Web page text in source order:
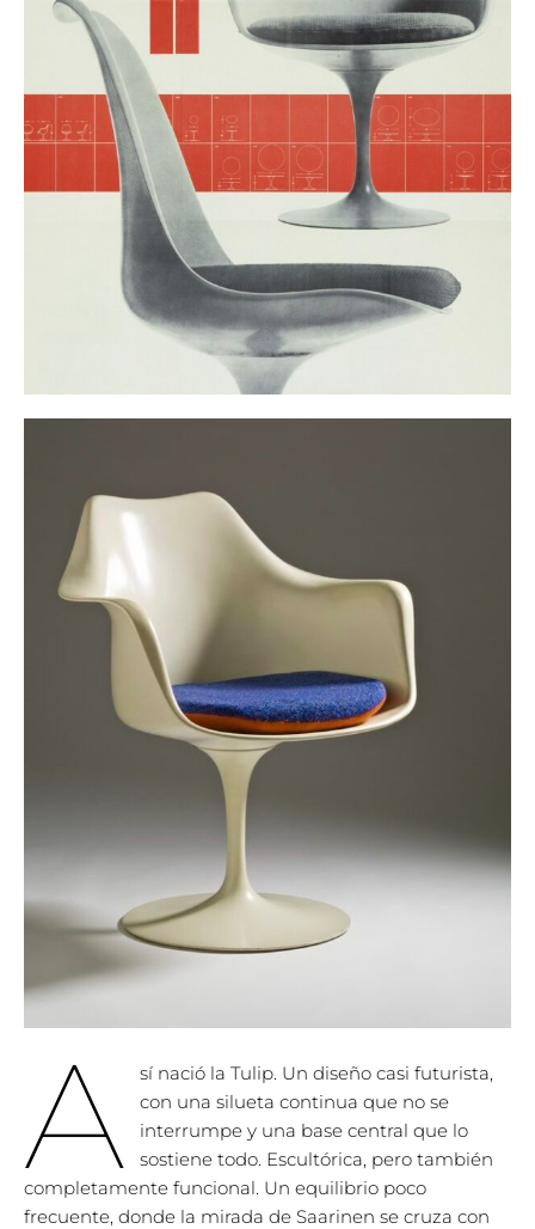
A
sí nació la Tulip. Un diseño casi futurista,
con una silueta continua que no se
interrumpe y una base central que lo
sostiene todo. Escultórica, pero también
completamente funcional. Un equilibrio poco
frecuente, donde la mirada de Saarinen se cruza con